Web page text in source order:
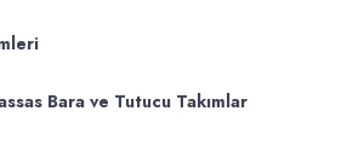
Bara ve Tutucu Takımlar